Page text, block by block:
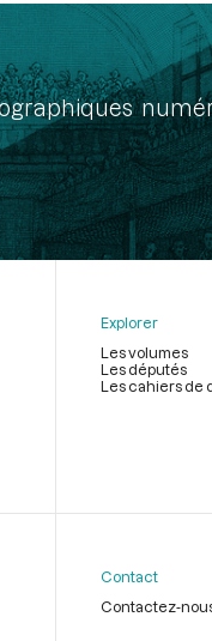
Explorer
Les volumes
Les députés
Les cahiers de
Contact
Contactez-